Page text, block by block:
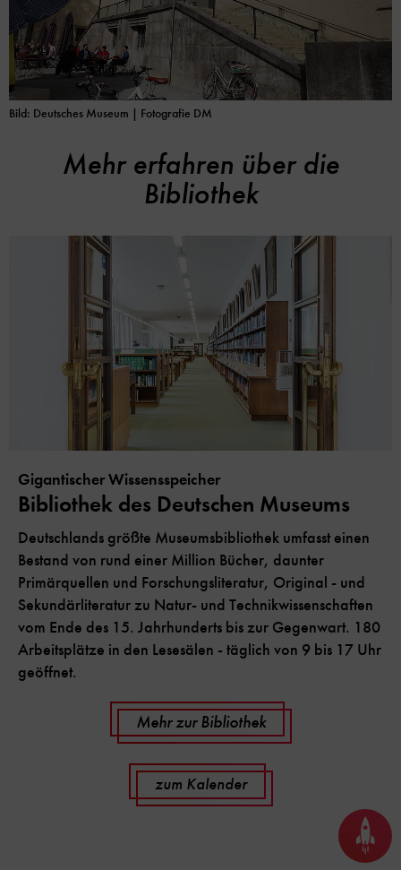
Bild: Deutsches Museum | Fotografie DM
Mehr erfahren über die
Bibliothek
Gigantischer Wissensspeicher
Bibliothek des Deutschen Museums
Deutschlands größte Museumsbibliothek umfasst einen
Bestand von rund einer Million Bücher, daunter
Primärquellen und Forschungsliteratur, Original - und
Sekundärliteratur zu Natur- und Technikwissenschaften
vom Ende des 15. Jahrhunderts bis zur Gegenwart. 180
Arbeitsplätze in den Lesesälen - täglich von 9 bis 17 Uhr
geöffnet.
Mehr zur Bibliothek
zum Kalender
Seite
nach